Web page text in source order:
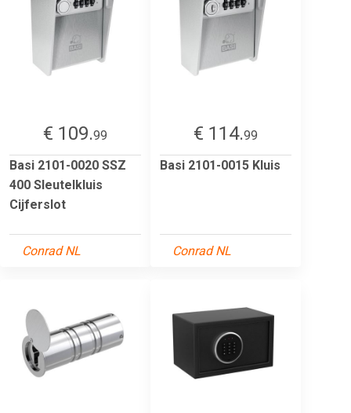
€ 109.99
Basi 2101-0020 SSZ
400 Sleutelkluis
Cijferslot
Conrad NL
€ 114.99
Basi 2101-0015 Kluis
Conrad NL